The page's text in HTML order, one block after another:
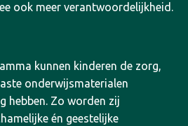
ook meer verantwoordelijkheid.
kunnen kinderen de zorg,
onderwijsmaterialen
hebben. Zo worden zij
én geestelijke